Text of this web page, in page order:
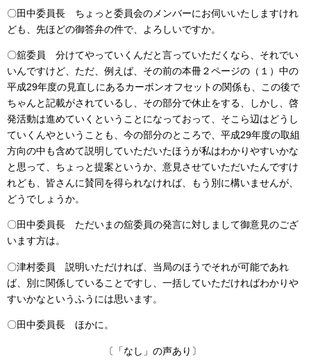
〇田中委員長 ちょっと委員会のメンバーにお伺いいたしますけれ
ども、先ほどの御答弁の件で、よろしいですか。
〇舘委員 分けてやっていくんだと言っていただくなら、それでい
いんですけど、ただ、例えば、その前の本冊２ページの（１）中の
平成29年度の見直しにあるカーボンオフセットの関係も、この後で
ちゃんと記載がされているし、その部分で休止をする、しかし、啓
発活動は進めていくということになっておって、そこら辺はどうし
ていくんやということも、今の部分のところで、平成29年度の取組
方向の中も含めて説明していただいたほうが私はわかりやすいかな
と思って、ちょっと提案というか、意見させていただいたんですけ
れども、皆さんに賛同を得られなければ、もう別に構いませんが、
どうでしょうか。
〇田中委員長 ただいまの舘委員の発言に対しまして御意見のござ
います方は。
〇津村委員 説明いただければ、当局のほうでそれが可能であれ
ば、別に関係していることですし、一括していただければわかりや
すいかなというふうには思います。
〇田中委員長 ほかに。
〔「なし」の声あり〕